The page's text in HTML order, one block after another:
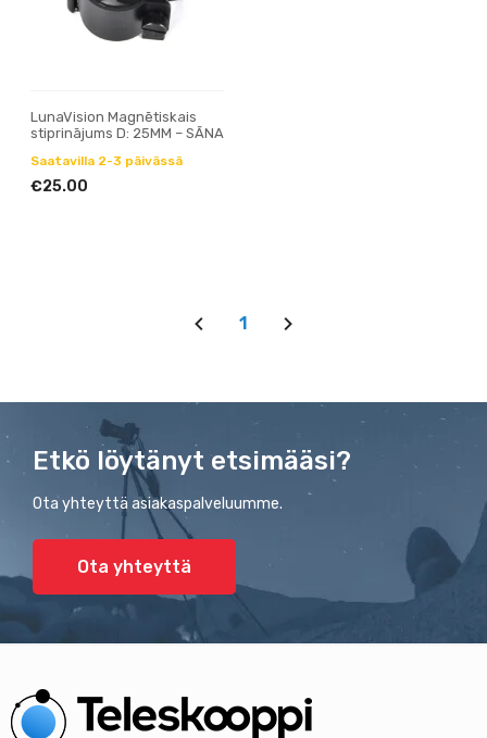
LunaVision Magnētiskais
stiprinājums D: 25MM – SĀNA
Saatavilla 2-3 päivässä
€25.00
1
Etkö löytänyt etsimääsi?
Ota yhteyttä asiakaspalveluumme.
Ota yhteyttä